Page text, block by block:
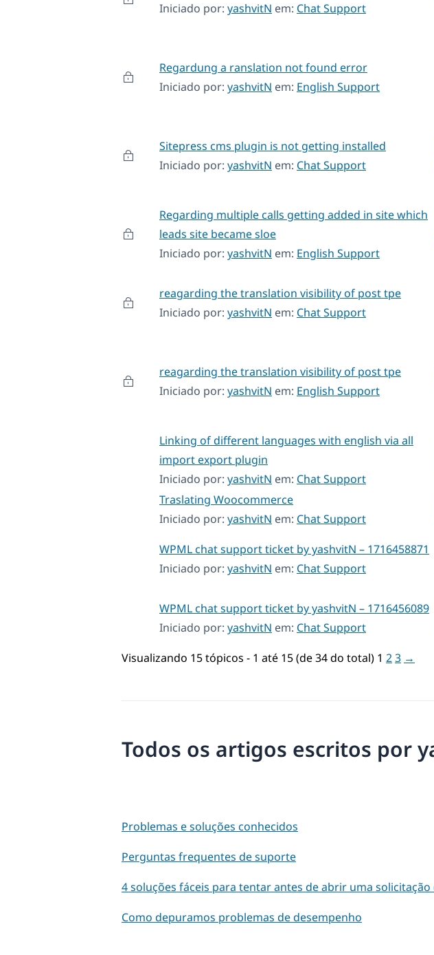
Iniciado por: yashvitN em: Chat Support
Regardung a ranslation not found error
Iniciado por: yashvitN em: English Support
Sitepress cms plugin is not getting installed
Iniciado por: yashvitN em: Chat Support
Regarding multiple calls getting added in site which
leads site became sloe
Iniciado por: yashvitN em: English Support
reagarding the translation visibility of post tpe
Iniciado por: yashvitN em: Chat Support
reagarding the translation visibility of post tpe
Iniciado por: yashvitN em: English Support
Linking of different languages with english via all
import export plugin
Iniciado por: yashvitN em: Chat Support
Traslating Woocommerce
Iniciado por: yashvitN em: Chat Support
WPML chat support ticket by yashvitN – 1716458871
Iniciado por: yashvitN em: Chat Support
WPML chat support ticket by yashvitN – 1716456089
Iniciado por: yashvitN em: Chat Support
Visualizando 15 tópicos - 1 até 15 (de 34 do total) 1 23 →
Todos os artigos escritos por
Problemas e soluções conhecidos
Perguntas frequentes de suporte
4 soluções fáceis para tentar antes de abrir uma
Como depuramos problemas de desempenho